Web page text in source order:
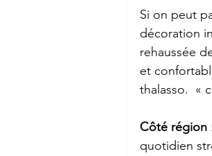
Si on peut
décoration
rehaussée
et
thalasso.  «
Côté région
quotidien